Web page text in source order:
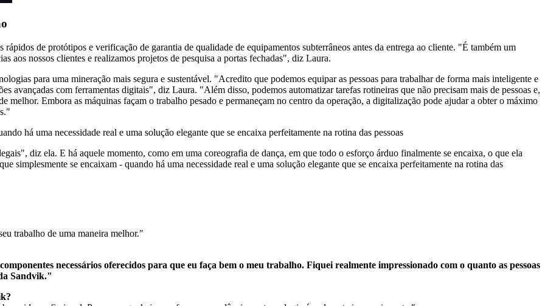
rápidos de protótipos e verificação de garantia de qualidade de equipamentos subterrâneos antes da entrega ao cliente. "É também um
aos nossos clientes e realizamos projetos de pesquisa a portas fechadas", diz Laura.
para uma mineração mais segura e sustentável. "Acredito que podemos equipar as pessoas para trabalhar de forma mais inteligente e
avançadas com ferramentas digitais", diz Laura. "Além disso, podemos automatizar tarefas rotineiras que não precisam mais de pessoas e,
melhor. Embora as máquinas façam o trabalho pesado e permaneçam no centro da operação, a digitalização pode ajudar a obter o máximo
há uma necessidade real e uma solução elegante que se encaixa perfeitamente na rotina das pessoas
diz ela. E há aquele momento, como em uma coreografia de dança, em que todo o esforço árduo finalmente se encaixa, o que ela
simplesmente se encaixam - quando há uma necessidade real e uma solução elegante que se encaixa perfeitamente na rotina das
trabalho de uma maneira melhor."
necessários oferecidos para que eu faça bem o meu trabalho. Fiquei realmente impressionado com o quanto as pessoas
Sandvik."